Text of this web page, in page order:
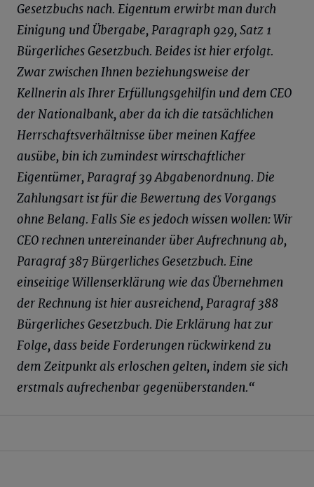
Gesetzbuchs nach. Eigentum erwirbt man durch
Einigung und Übergabe,Paragraph 929, Satz 1
Bürgerliches Gesetzbuch. Beides ist hier erfolgt.
Zwar zwischen Ihnen beziehungsweise der
Kellnerin als Ihrer Erfüllungsgehilfin und dem CEO
der Nationalbank, aber da ich die tatsächlichen
Herrschaftsverhältnisse über meinen Kaffee
ausübe, bin ich zumindest wirtschaftlicher
Eigentümer, Paragraf 39 Abgabenordnung. Die
Zahlungsart ist für die Bewertung des Vorgangs
ohne Belang. Falls Sie es jedoch wissen wollen: Wir
CEO rechnen untereinander über Aufrechnung ab,
Paragraf 387 Bürgerliches Gesetzbuch. Eine
einseitige Willenserklärung wie das Übernehmen
der Rechnung ist hier ausreichend, Paragraf 388
Bürgerliches Gesetzbuch. Die Erklärung hat zur
Folge, dass beide Forderungen rückwirkend zu
dem Zeitpunkt als erloschen gelten, indem sie sich
erstmals aufrechenbar gegenüberstanden.“